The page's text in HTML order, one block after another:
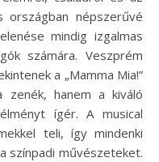
népszerűvé
mindig izgalmas
számára. Veszprém
a „Mamma Mia!”
zenék, hanem a kiváló
ígér. A musical
teli, így mindenki
színpadi művészeteket.